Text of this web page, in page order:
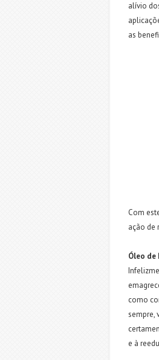
alívio
as
Com
ação de
Óleo de
como
sempre,
e à